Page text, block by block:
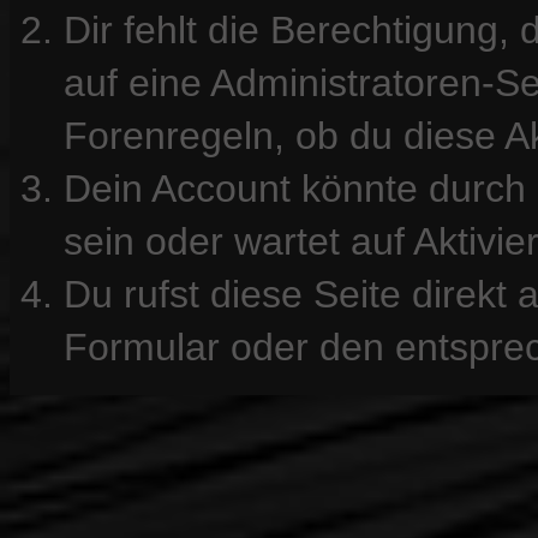
Dir fehlt die Berechtigung,
auf eine Administratoren-
Forenregeln, ob du diese
Dein Account könnte
sein oder wartet auf
Du rufst diese Seite direkt
Formular oder den